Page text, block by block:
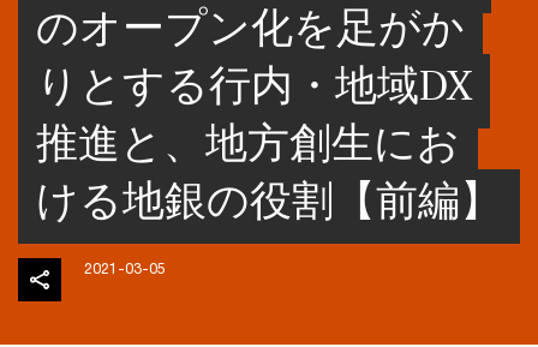
のオープン化を足がか
りとする行内・地域DX
推進と、地方創生にお
ける地銀の役割【前編】
2021-03-05